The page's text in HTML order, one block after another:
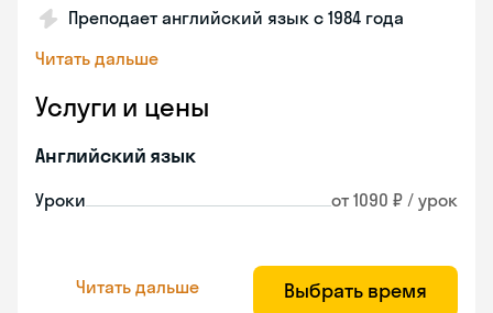
Преподает английский язык с 1984 года
Читать дальше
Услуги и цены
Английский язык
Уроки от 1090 ₽ / урок
Читать дальше Выбрать время